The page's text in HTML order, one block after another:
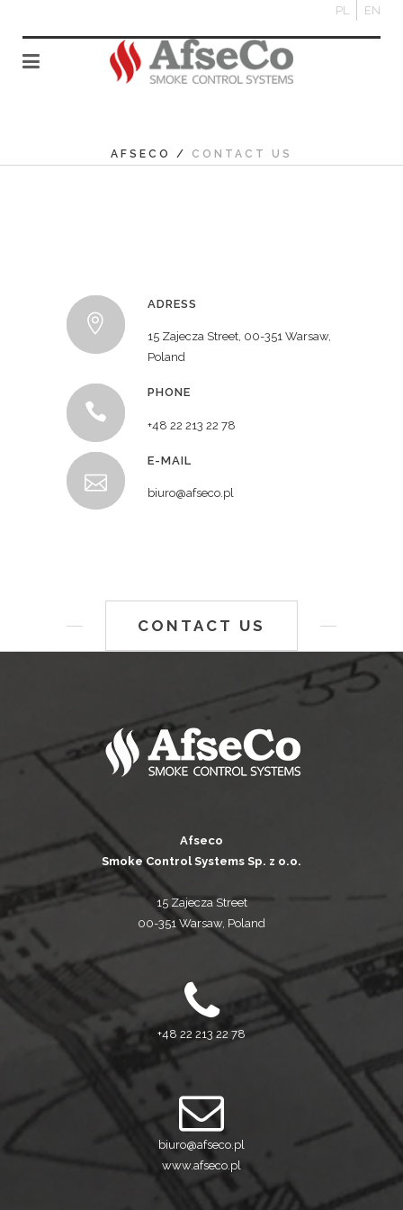
PL EN
AFSECO / CONTACT US
ADRESS
15 Zajecza Street, 00-351 Warsaw,
Poland
PHONE
+48 22 213 22 78
E-MAIL
biuro@afseco.pl
CONTACT US
Afseco
Smoke Control Systems Sp. z o.o.
15 Zajecza Street
00-351 Warsaw, Poland
+48 22 213 22 78
biuro@afseco.pl
www.afseco.pl